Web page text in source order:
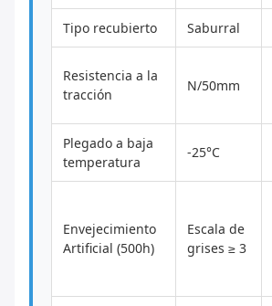
Tipo recubierto Saburral
Resistencia a la
tracción
N/50mm
Plegado a baja
temperatura
-25°C
Envejecimiento
Artificial (500h)
Escala de
grises ≥ 3